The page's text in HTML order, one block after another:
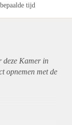
tijd
deze Kamer in
opnemen met de